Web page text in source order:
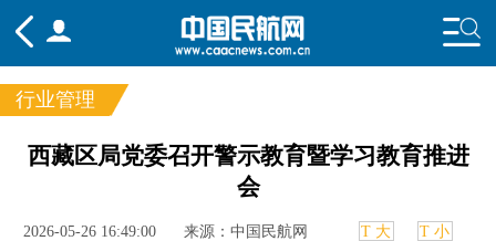
频道
国内
航图 智库 专题 舆情
行业管理
西藏区局党委召开警示教育暨学习教育推进
会
2026-05-26 16:49:00 来源：中国民航网 T 大 T 小